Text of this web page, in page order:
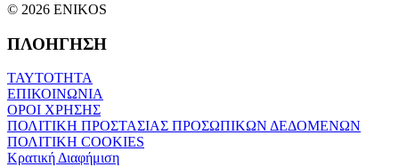
© 2026 ENIKOS
ΠΛΟΗΓΗΣΗ
ΤΑΥΤΟΤΗΤΑ
ΕΠΙΚΟΙΝΩΝΙΑ
ΟΡΟΙ ΧΡΗΣΗΣ
ΠΟΛΙΤΙΚΗ ΠΡΟΣΤΑΣΙΑΣ ΠΡΟΣΩΠΙΚΩΝ ΔΕΔΟΜΕΝΩΝ
ΠΟΛΙΤΙΚΗ COOKIES
Κρατική Διαφήμιση